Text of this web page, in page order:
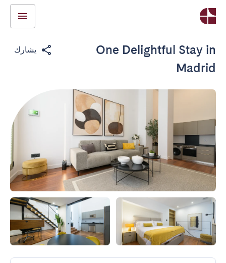
One Delightful Stay in
Madrid
يشارك